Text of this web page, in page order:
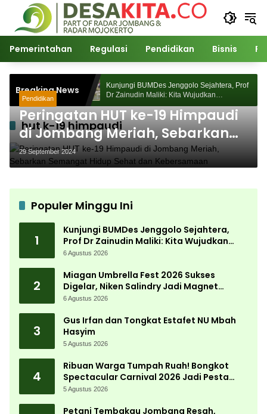
Langsung
konten
Pemerintahan Regulasi Pendidikan Bisnis
Breaking News
Prof
Potensi Desa
Kunjungi BUMDes Jenggolo Sejahtera, Prof
Dr Zainudin Maliki: Kita Wujudkan
Kemandirian Ekonomi dengan Potensi Desa
hut k-19 himpaudi
Pendidikan
Peringatan HUT ke-19 Himpaudi
di Jombang Meriah, Sebarkan
Semangat Hidup Sehat dan
Kebersamaan
29 September 2024
Populer Minggu Ini
1
Kunjungi BUMDes Jenggolo Sejahtera,
Prof Dr Zainudin Maliki: Kita Wujudkan
Kemandirian Ekonomi dengan Potensi
6 Agustus 2026
2
Miagan Umbrella Fest 2026 Sukses
Digelar, Niken Salindry Jadi Magnet
Ribuan Pengunjung
6 Agustus 2026
3
Gus Irfan dan Tongkat Estafet NU Mbah
Hasyim
5 Agustus 2026
4
Ribuan Warga Tumpah Ruah! Bongkot
Spectacular Carnival 2026 Jadi Pesta
Kemerdekaan Terbesar di Peterongan
5 Agustus 2026
Petani Tembakau Jombang Resah,